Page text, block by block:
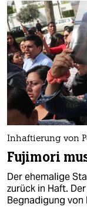
Inhaftierung von
Fujimori
Der ehemalige
zurück in Haft.
Begnadigung von